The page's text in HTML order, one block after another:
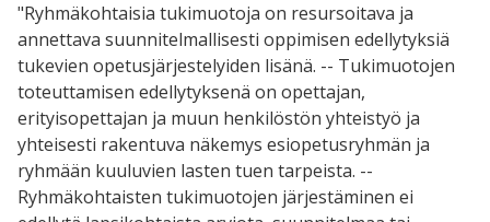
"Ryhmäkohtaisia tukimuotoja on resursoitava ja
annettava suunnitelmallisesti oppimisen edellytyksiä
tukevien opetusjärjestelyiden lisänä. -- Tukimuotojen
toteuttamisen edellytyksenä on opettajan,
erityisopettajan ja muun henkilöstön yhteistyö ja
yhteisesti rakentuva näkemys esiopetusryhmän ja
ryhmään kuuluvien lasten tuen tarpeista. --
Ryhmäkohtaisten tukimuotojen järjestäminen ei